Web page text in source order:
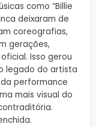
como “Billie
deixaram de
coreografias,
gerações,
Isso gerou
legado do artista
performance
mais visual do